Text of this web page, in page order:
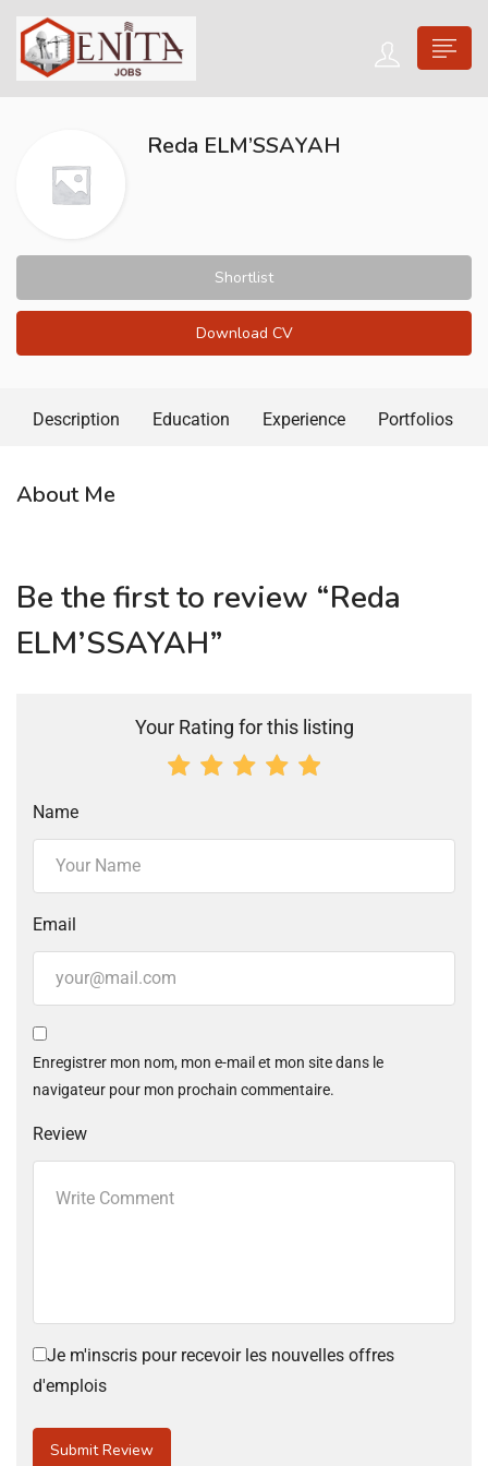
Reda ELM’SSAYAH
Shortlist
Download CV
Description Education Experience Portfolios
About Me
Be the first to review “Reda
ELM’SSAYAH”
Your Rating for this listing
Name
Email
Enregistrer mon nom, mon e-mail et mon site dans le
navigateur pour mon prochain commentaire.
Review
Je m'inscris pour recevoir les nouvelles offres
d'emplois